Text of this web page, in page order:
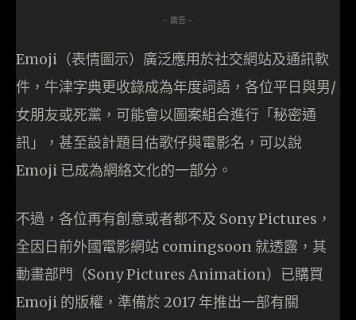
- 廣告 -
Emoji（表情圖示）廣泛應用於社交網站及通訊軟
件，牛津字典更收錄成為年度詞語，各位平日與男/
女朋友或死黨，可能會以圖案組合進行「秘密通
訊」，甚至設計題目估歌仔與電影名，可以說
Emoji 已成為網絡文化的一部分。
不過，各位再有創意或者都不及 Sony Pictures，
全因日前外國電影網站 comingsoon 就透露，其
動畫部門（Sony Pictures Animation）已購買
Emoji 的版權，準備於 2017 年推出一部有關